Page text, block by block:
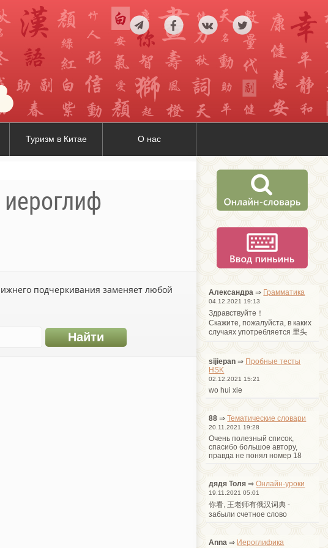
Туризм в Китае О нас
подчеркивания заменяет любой
Александра ⇒ Грамматика
04.12.2021 19:13
Здравствуйте！
Cкажите, пожалуйста, в каких
случаях употребляется 里头
sijiepan ⇒ Пробные тесты
HSK
02.12.2021 15:21
wo hui xie
88 ⇒Тематические словари
20.11.2021 19:28
Очень полезный список,
спасибо большое автору,
правда не понял номер 18
дядя Толя ⇒Онлайн-уроки
19.11.2021 05:01
你看, 王老师有俄汉词典 -
забыли счетное слово
Anna ⇒ Иероглифика